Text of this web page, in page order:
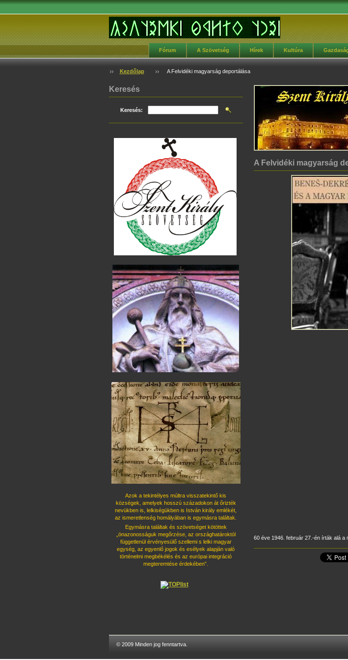
Fórum A Szövetség Hírek Kultúra
Kezdőlap A Felvidéki magyarság deportálása
A Felvidéki magyarság
60 éve 1946. február 27.-én írták alá
Keresés
Keresés:
Azok a tekintélyes múltra visszatekintő kis
községek, amelyek hosszú századokon át őrizték
nevükben is, lelkiségükben is István király emlékét,
az ismeretlenség homályában is egymásra találtak.
Egymásra találtak és szövetséget kötöttek
„önazonosságuk megőrzése, az országhatároktól
függetlenül érvényesülő szellemi s lelki magyar
egység, az egyenlő jogok és esélyek alapján való
történelmi megbékélés és az európai integráció
megteremtése érdekében”.
© 2009 Minden jog fenntartva.